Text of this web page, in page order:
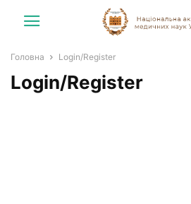
Головна Login/Register
Login/Register